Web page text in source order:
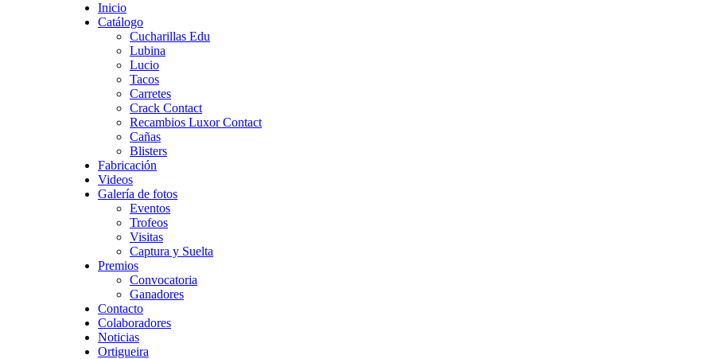
Inicio
Catálogo
Cucharillas Edu
Lubina
Lucio
Tacos
Carretes
Crack Contact
Recambios Luxor Contact
Cañas
Blisters
Fabricación
Videos
Galería de fotos
Eventos
Trofeos
Visitas
Captura y Suelta
Premios
Convocatoria
Ganadores
Contacto
Colaboradores
Noticias
Ortigueira